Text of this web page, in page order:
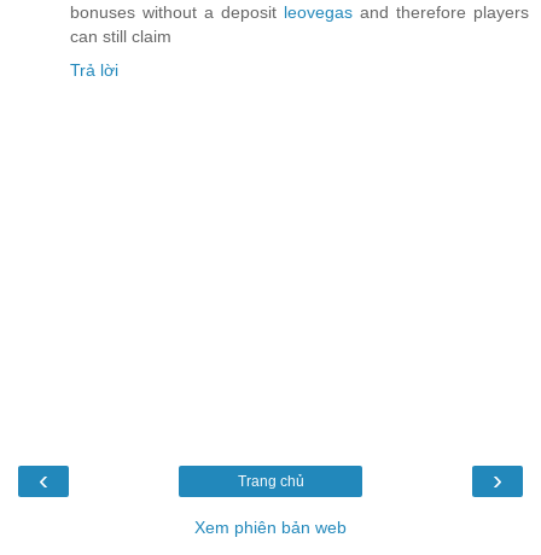
bonuses without a deposit leovegas and therefore players
can still claim
Trả lời
‹ ›
Trang chủ
Xem phiên bản web